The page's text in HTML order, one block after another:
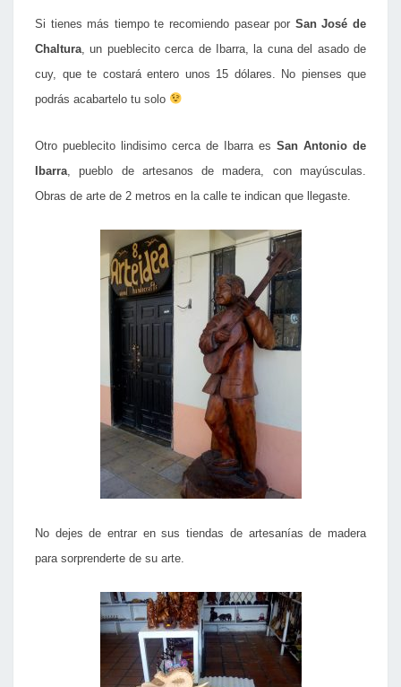
Si tienes más tiempo te recomiendo pasear por San José de
Chaltura, un pueblecito cerca de Ibarra, la cuna del asado de
cuy, que te costará entero unos 15 dólares. No pienses que
podrás acabartelo tu solo
Otro pueblecito lindisimo cerca de Ibarra es San Antonio de
Ibarra, pueblo de artesanos de madera, con mayúsculas.
Obras de arte de 2 metros en la calle te indican que llegaste.
No dejes de entrar en sus tiendas de artesanías de madera
para sorprenderte de su arte.